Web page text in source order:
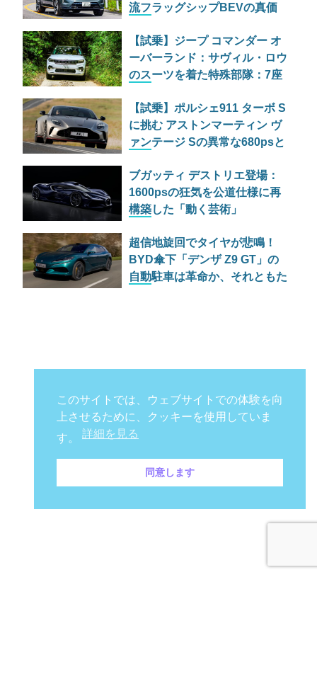
流フラッグシップBEVの真価
【試乗】ジープ コマンダー オ
ーバーランド：サヴィル・ロウ
のスーツを着た特殊部隊：7座
【試乗】ポルシェ911 ターボ S
に挑む アストンマーティン ヴ
ァンテージ Sの異常な680psと
ブガッティ デストリエ登場：
1600psの狂気を公道仕様に再
構築した「動く芸術」
超信地旋回でタイヤが悲鳴！
BYD傘下「デンザ Z9 GT」の
自動駐車は革命か、それともた
このサイトでは、ウェブサイトでの体験を向
上させるために、クッキーを使用していま
す。 詳細を見る
同意します